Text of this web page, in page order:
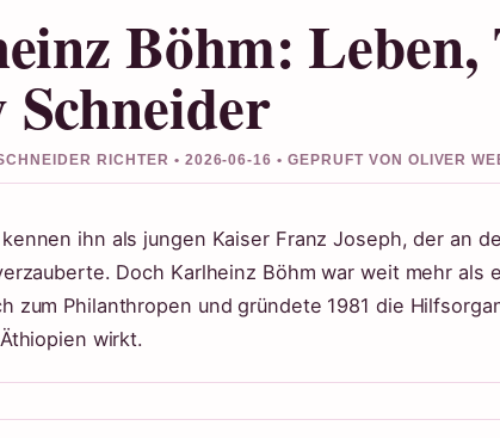
Böhm:
Schneider
RICHTER • 2026-06-16 • GEPRUFT VON OLIVER
ihn als jungen Kaiser Franz Joseph, der an
Doch Karlheinz Böhm war weit mehr als
zum Philanthropen und gründete 1981 die
wirkt.